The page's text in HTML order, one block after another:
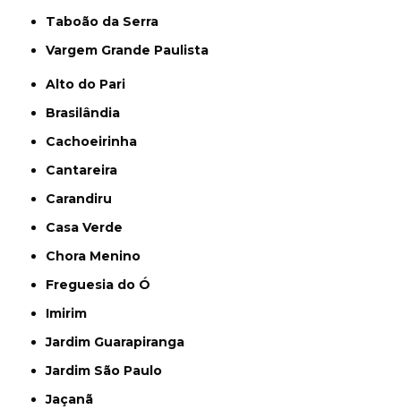
Taboão da Serra
Vargem Grande Paulista
Alto do Pari
Brasilândia
Cachoeirinha
Cantareira
Carandiru
Casa Verde
Chora Menino
Freguesia do Ó
Imirim
Jardim Guarapiranga
Jardim São Paulo
Jaçanã